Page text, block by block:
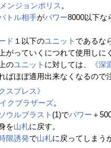
ンジョンポリス 。
トル相手がパワー8000以下な
ド １以下のユニット であるな
がっていくにつれて使用しに
のユニット に対しては、
《深
ばほぼ適用出来なくなるので
スプレス》
クブラザーズ。
ソウルブラスト (1)でパワー ＋
を山札に戻す。
限誘発で山札に戻ってしまう